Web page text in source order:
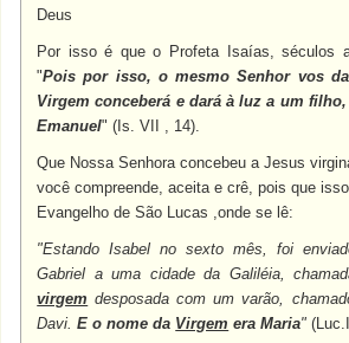
Deus
Por isso é que o Profeta Isaías, séculos
"Pois por isso, o mesmo Senhor vos
Virgem conceberá e dará à luz a um
Emanuel" (Is. VII , 14).
Que Nossa Senhora concebeu a Jesus
você compreende, aceita e crê, pois que
Evangelho de São Lucas ,onde se lê:
"Estando Isabel no sexto mês, foi
Gabriel a uma cidade da Galiléia,
virgem desposada com um varão,
Davi.E o nome da Virgem era Maria"